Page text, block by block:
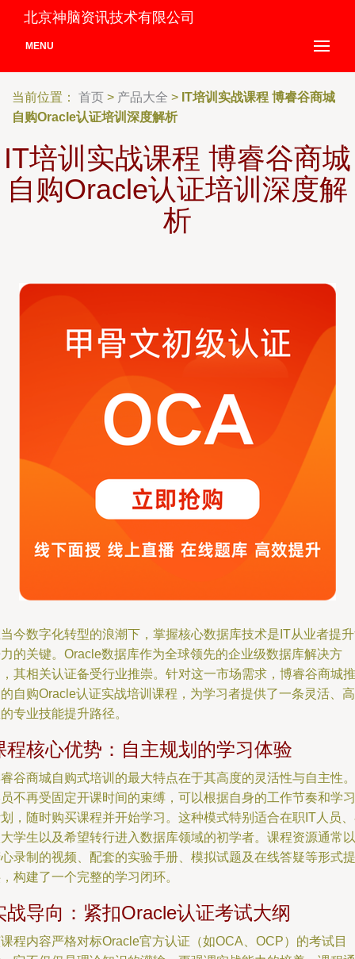
北京神脑资讯技术有限公司
MENU
当前位置： 首页 > 产品大全 > IT培训实战课程 博睿谷商城
自购Oracle认证培训深度解析
IT培训实战课程 博睿谷商城
自购Oracle认证培训深度解
析
今数字化转型的浪潮下，掌握核心数据库技术是IT从业者提
的关键。Oracle数据库作为全球领先的企业级数据库解决方
其相关认证备受行业推崇。针对这一市场需求，博睿谷商城推
自购Oracle认证实战培训课程，为学习者提供了一条灵活、高
专业技能提升路径。
程核心优势：自主规划的学习体验
谷商城自购式培训的最大特点在于其高度的灵活性与自主性。
不再受固定开课时间的束缚，可以根据自身的工作节奏和学习
，随时购买课程并开始学习。这种模式特别适合在职IT人员
学生以及希望转行进入数据库领域的初学者。课程资源通常以
录制的视频、配套的实验手册、模拟试题及在线答疑等形式提
构建了一个完整的学习闭环。
战导向：紧扣Oracle认证考试大纲
程内容严格对标Oracle官方认证（如OCA、OCP）的考试目